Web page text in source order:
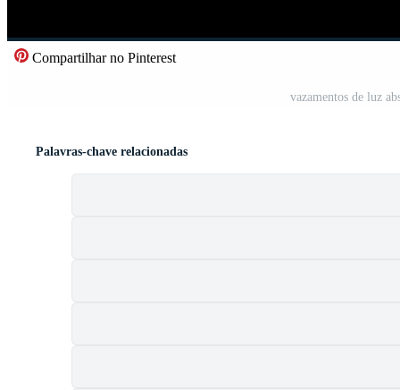
Compartilhar no Pinterest
vazamentos de luz
Palavras-chave relacionadas